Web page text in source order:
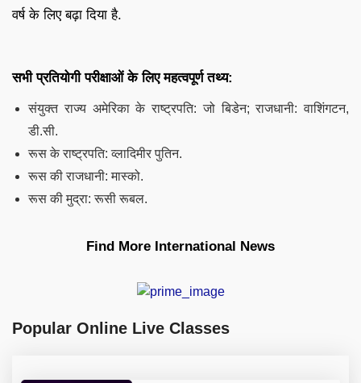
वर्ष के लिए बढ़ा दिया है.
सभी प्रतियोगी परीक्षाओं के लिए महत्वपूर्ण तथ्य:
संयुक्त राज्य अमेरिका के राष्ट्रपति: जो बिडेन; राजधानी: वाशिंगटन,
डी.सी.
रूस के राष्ट्रपति: व्लादिमीर पुतिन.
रूस की राजधानी: मास्को.
रूस की मुद्रा: रूसी रूबल.
Find More International News
Popular Online Live Classes